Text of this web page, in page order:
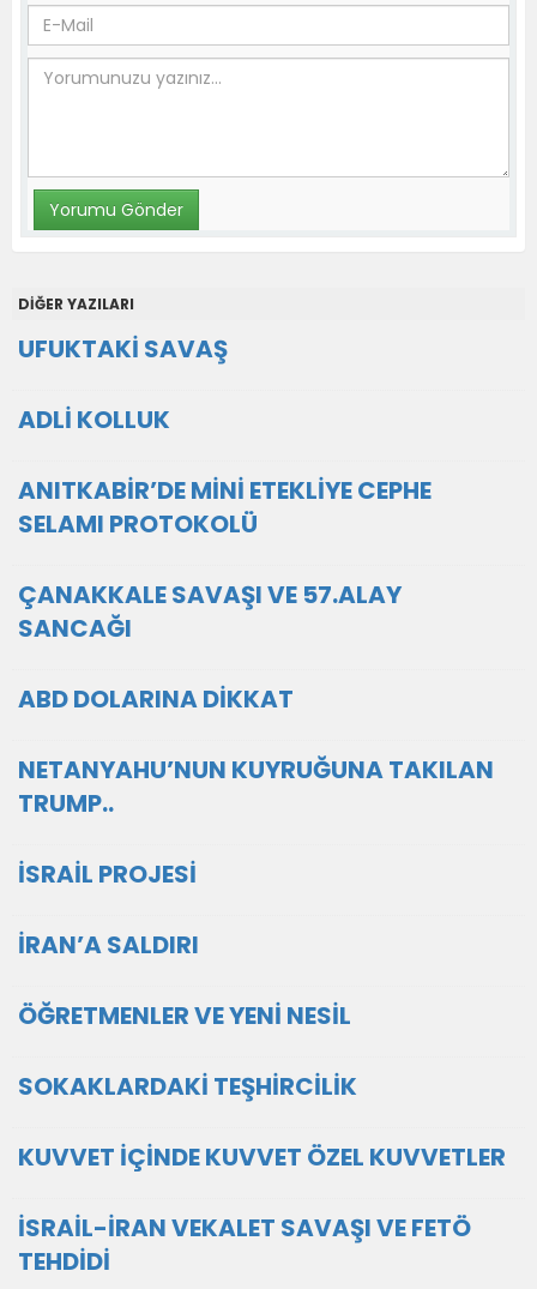
DİĞER YAZILARI
UFUKTAKİ SAVAŞ
ADLİ KOLLUK
ANITKABİR’DE MİNİ ETEKLİYE CEPHE
SELAMI PROTOKOLÜ
ÇANAKKALE SAVAŞI VE 57.ALAY
SANCAĞI
ABD DOLARINA DİKKAT
NETANYAHU’NUN KUYRUĞUNA TAKILAN
TRUMP..
İSRAİL PROJESİ
İRAN’A SALDIRI
ÖĞRETMENLER VE YENİ NESİL
SOKAKLARDAKİ TEŞHİRCİLİK
KUVVET İÇİNDE KUVVET ÖZEL KUVVETLER
İSRAİL-İRAN VEKALET SAVAŞI VE FETÖ
TEHDİDİ